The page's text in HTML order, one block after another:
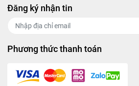
Đăng ký nhận tin
Phương thức thanh toán